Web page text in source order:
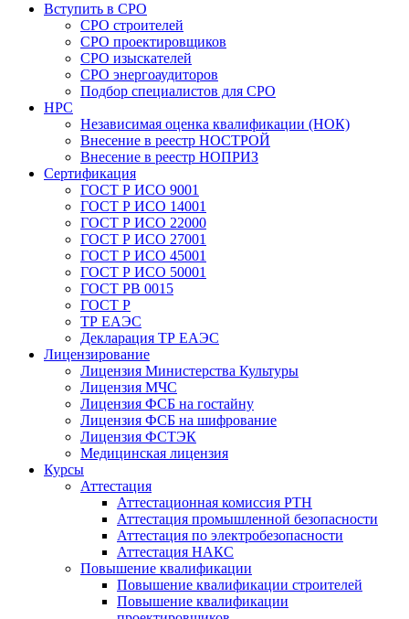
Вступить в СРО
СРО строителей
СРО проектировщиков
СРО изыскателей
СРО энергоаудиторов
Подбор специалистов для СРО
НРС
Независимая оценка квалификации (НОК)
Внесение в реестр НОСТРОЙ
Внесение в реестр НОПРИЗ
Сертификация
ГОСТ Р ИСО 9001
ГОСТ Р ИСО 14001
ГОСТ Р ИСО 22000
ГОСТ Р ИСО 27001
ГОСТ Р ИСО 45001
ГОСТ Р ИСО 50001
ГОСТ РВ 0015
ГОСТ Р
ТР ЕАЭС
Декларация ТР ЕАЭС
Лицензирование
Лицензия Министерства Культуры
Лицензия МЧС
Лицензия ФСБ на гостайну
Лицензия ФСБ на шифрование
Лицензия ФСТЭК
Медицинская лицензия
Курсы
Аттестация
Аттестационная комиссия РТН
Аттестация промышленной безопасности
Аттестация по электробезопасности
Аттестация НАКС
Повышение квалификации
Повышение квалификации строителей
Повышение квалификации